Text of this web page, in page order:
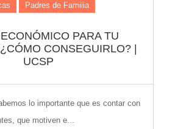
Padres de Familia
PARA TU
CONSEGUIRLO? |
UCSP
lo importante que es contar con
que motiven e...